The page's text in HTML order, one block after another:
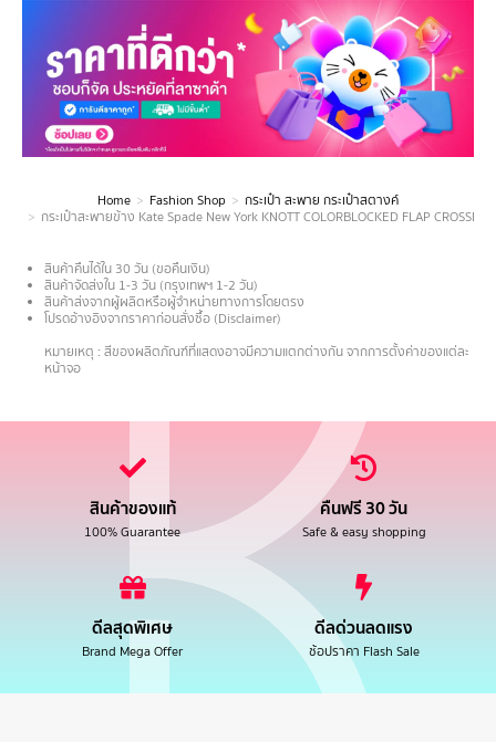
You are here:
Home Fashion Shop
กระเป๋า สะพาย กระเป๋าสตางค์
กระเป๋าสะพายข้าง Kate Spade New York KNOTT COLORBLOCKED FLAP
สินค้าคืนได้ใน 30 วัน (ขอคืนเงิน)
สินค้าจัดส่งใน 1-3 วัน (กรุงเทพฯ 1-2 วัน)
สินค้าส่งจากผู้ผลิตหรือผู้จำหน่ายทางการโดยตรง
โปรดอ้างอิงจากราคาก่อนสั่งซื้อ (Disclaimer)
หมายเหตุ : สีของผลิตภัณฑ์ที่แสดงอาจมีความแตกต่างกัน จากการตั้งค่าของแต่ละ
หน้าจอ
สินค้าของแท้
100% Guarantee
คืนฟรี 30 วัน
Safe & easy shopping
ดีลสุดพิเศษ
Brand Mega Offer
ดีลด่วนลดแรง
ช้อปราคา Flash Sale